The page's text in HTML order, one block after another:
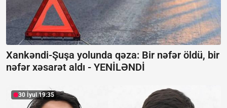
Xankəndi-Şuşa yolunda qəza: Bir nəfər öldü, bir
nəfər xəsarət aldı - YENİLƏNDİ
30 İyul 19:35